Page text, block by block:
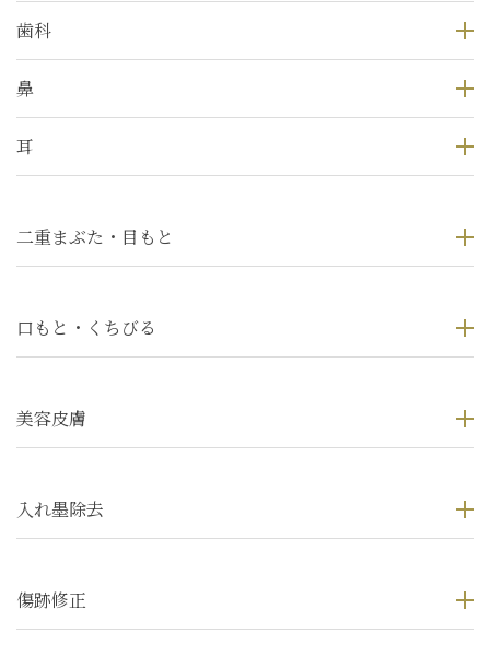
歯科
鼻
耳
二重まぶた・目もと
口もと・くちびる
美容皮膚
入れ墨除去
傷跡修正